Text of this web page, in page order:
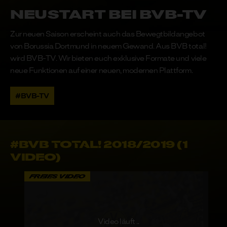
SUCHE
ABO ABSCHLIESSENoderLOGIN
Neustart bei BVB-TV
Zur neuen Saison erscheint auch das Bewegtbildangebot
von Borussia Dortmund in neuem Gewand. Aus BVB total!
wird BVB-TV. Wir bieten euch exklusive Formate und viele
neue Funktionen auf einer neuen, modernen Plattform.
#BVB-TV
#BVB TOTAL! 2018/2019 (1
VIDEO)
FREIES VIDEO
Video läuft ...